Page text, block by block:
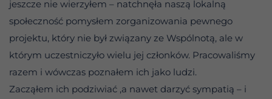
jeszcze nie wierzyłem – natchnęła naszą lokalną
społeczność pomysłem zorganizowania pewnego
projektu, który nie był związany ze Wspólnotą, ale w
którym uczestniczyło wielu jej członków. Pracowaliśmy
razem i wówczas poznałem ich jako ludzi.
Zacząłem ich podziwiać ,a nawet darzyć sympatią – i